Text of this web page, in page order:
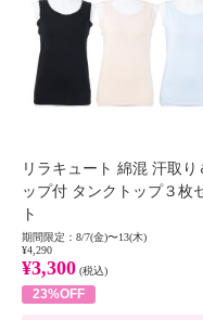
リラキュート 綿混 汗取り
ップ付 タンクトップ３枚
ト
期間限定：8/7(金)〜13(木)
¥4,290
¥3,300 (税込)
23%OFF